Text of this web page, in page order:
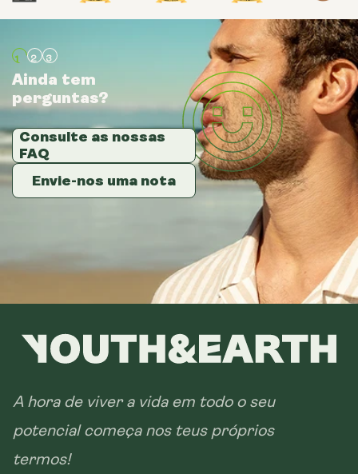
Ainda tem
perguntas?
Consulte as nossas
FAQ
Envie-nos uma nota
Ainda tem
perguntas?
Consulte as nossas
FAQ
Envie-nos uma nota
Ainda tem
perguntas?
Consulte as nossas
FAQ
Envie-nos uma nota
A hora de viver a vida em todo o seu
potencial começa nos teus próprios
termos!